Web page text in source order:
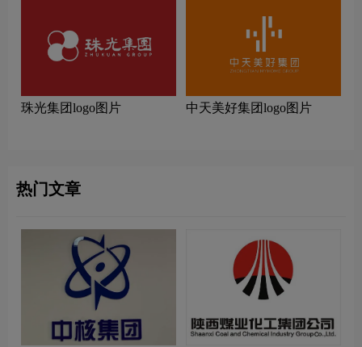
珠光集团logo图片 中天美好集团logo图片
热门文章